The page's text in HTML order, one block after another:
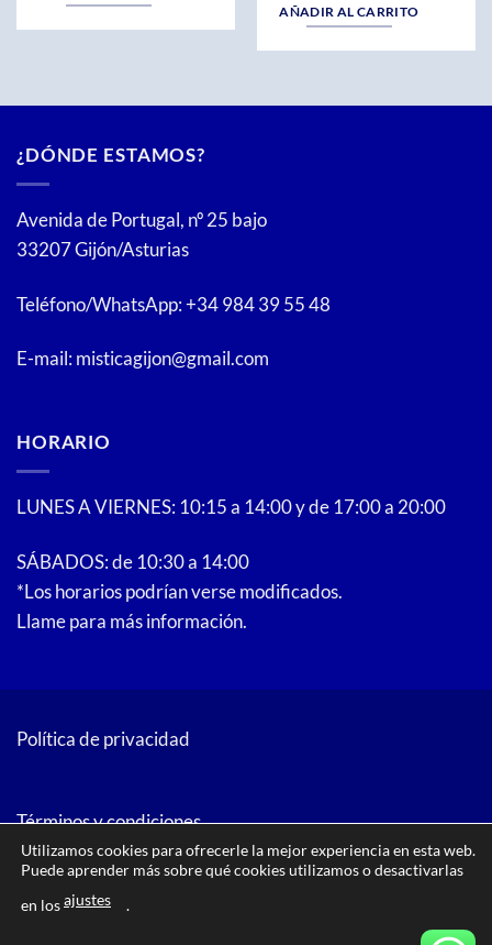
AÑADIR AL CARRITO
¿DÓNDE ESTAMOS?
Avenida de Portugal, nº 25 bajo
33207 Gijón/Asturias
Teléfono/WhatsApp: +34 984 39 55 48
E-mail: misticagijon@gmail.com
HORARIO
LUNES A VIERNES: 10:15 a 14:00 y de 17:00 a 20:00
SÁBADOS: de 10:30 a 14:00
*Los horarios podrían verse modificados.
Llame para más información.
Política de privacidad
Términos y condiciones
Visa
Utilizamos cookies para ofrecerle la mejor experiencia en esta web.
Puede aprender más sobre qué cookies utilizamos o desactivarlas
en losajustes .